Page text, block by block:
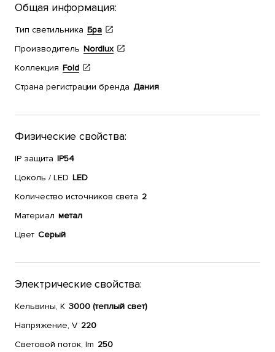
Общая информация:
Тип светильника Бра
Производитель Nordlux
Коллекция Fold
Страна регистрации бренда Дания
Физические свойства:
IP защита IP54
Цоколь / LED LED
Количество источников света 2
Материал метал
Цвет Серый
Электрические свойства:
Кельвины, К 3000 (теплый свет)
Напряжение, V 220
Световой поток, lm 250